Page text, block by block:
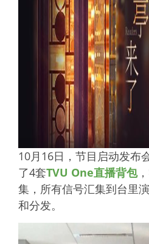
10月16日，节目启动发布
了4套TVU One直播背包
集，所有信号汇集到台里
和分发。